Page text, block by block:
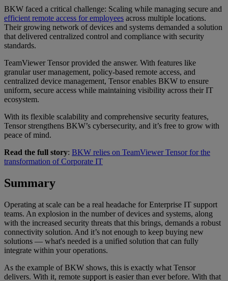
BKW faced a critical challenge: Scaling while managing secure and
efficient remote access for employees across multiple locations.
Their growing network of devices and systems demanded a solution
that delivered centralized control and compliance with security
standards.
TeamViewer Tensor provided the answer. With features like
granular user management, policy-based remote access, and
centralized device management, Tensor enables BKW to ensure
uniform, secure access while maintaining visibility across their IT
ecosystem.
With its flexible scalability and comprehensive security features,
Tensor strengthens BKW’s cybersecurity, and it’s free to grow with
peace of mind.
Read the full story: BKW relies on TeamViewer Tensor for the
transformation of Corporate IT
Summary
Operating at scale can be a real headache for Enterprise IT support
teams. An explosion in the number of devices and systems, along
with the increased security threats that this brings, demands a robust
connectivity solution. And it’s not enough to keep buying new
solutions — what's needed is a unified solution that can fully
integrate within your operations.
As the example of BKW shows, this is exactly what Tensor
delivers. With it, remote support is easier than ever before. With that